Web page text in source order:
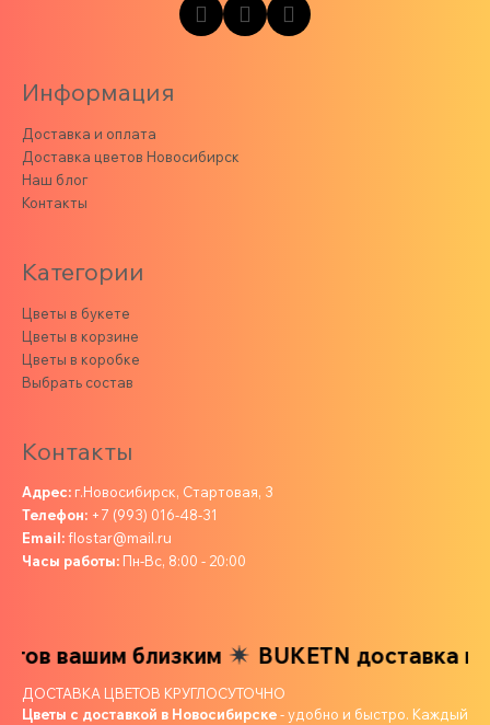
Информация
Доставка и оплата
Доставка цветов Новосибирск
Наш блог
Контакты
Категории
Цветы в букете
Цветы в корзине
Цветы в коробке
Выбрать состав
Контакты
Адрес: г.Новосибирск, Стартовая, 3
Телефон: +7 (993) 016-48-31
Email:flostar@mail.ru
Часы работы: Пн-Вс, 8:00 - 20:00
вашим близким BUKETN доставка
ДОСТАВКА ЦВЕТОВ КРУГЛОСУТОЧНО
Цветы с доставкой в Новосибирске- удобно и быстро. Каждый